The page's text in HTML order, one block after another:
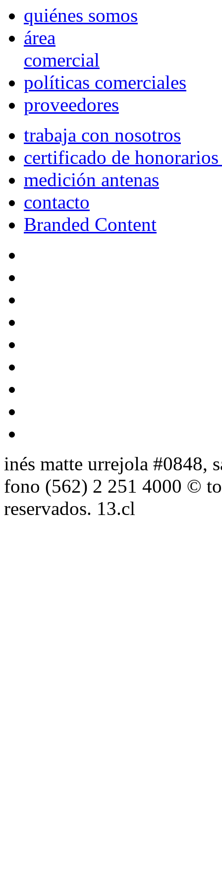
quiénes somos
área
comercial
políticas comerciales
proveedores
trabaja con nosotros
certificado de
medición antenas
contacto
Branded Content
inés matte urrejola #0848,
fono (562) 2 251 4000 ©
reservados. 13.cl